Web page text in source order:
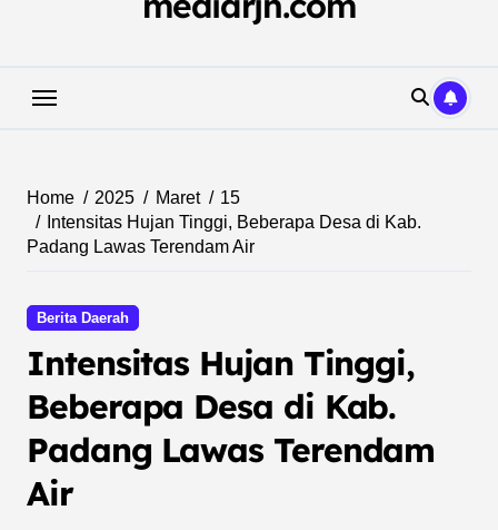
Home 2025 Maret
15
Intensitas Hujan Tinggi, Beberapa Desa di Kab.
Padang Lawas Terendam Air
Berita Daerah
Intensitas Hujan Tinggi,
Beberapa Desa di Kab.
Padang Lawas Terendam
Air